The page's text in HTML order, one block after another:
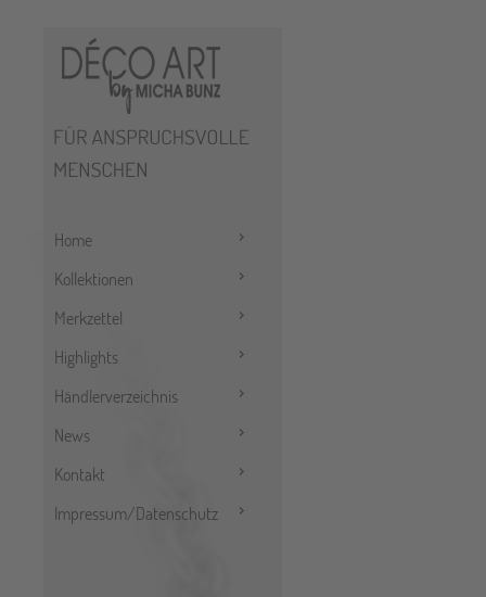
Home
Kollektionen
Merkzettel
Highlights
Händlerverzeichnis
News
Kontakt
Impressum/Datenschutz